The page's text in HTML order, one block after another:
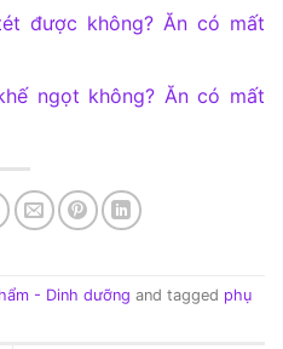
được không? Ăn có mất
ngọt không? Ăn có mất
- Dinh dưỡng and tagged phụ